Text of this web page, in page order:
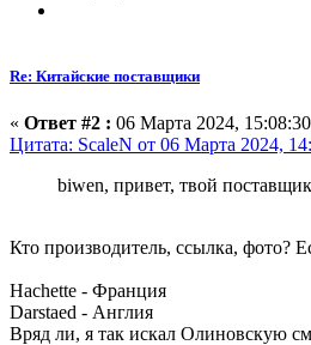
Re: Китайские поставщики
« Ответ #2 : 06 Марта 2024,
Цитата: ScaleN от 06 Марта 2024,
biwen, привет, твой
Кто производитель, ссылка, фото?
Hachette - Франция
Darstaed - Англия
Вряд ли, я так искал Олиновскую